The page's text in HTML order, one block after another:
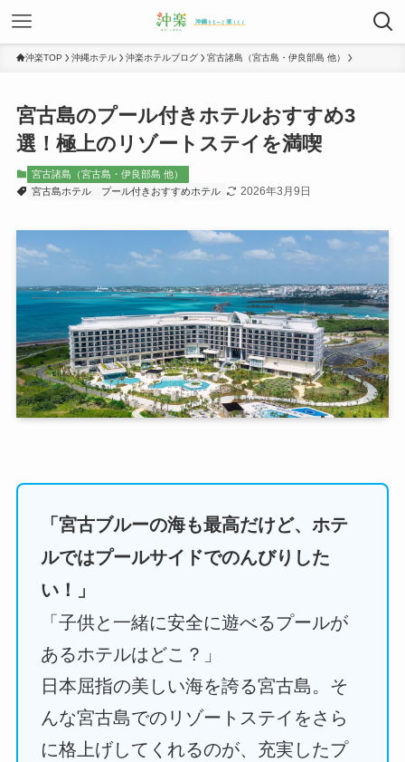
沖楽TOP 沖縄ホテル 沖楽ホテルブログ 宮古諸島（宮古島・伊良部島 他）
宮古島のプール付きホテルおすすめ3
選！極上のリゾートステイを満喫
宮古諸島（宮古島・伊良部島 他）
宮古島ホテル
プール付きおすすめホテル 2026年3月9日
「宮古ブルーの海も最高だけど、ホテ
ルではプールサイドでのんびりした
い！」
「子供と一緒に安全に遊べるプールが
あるホテルはどこ？」
日本屈指の美しい海を誇る宮古島。そ
んな宮古島でのリゾートステイをさら
に格上げしてくれるのが、充実したプ